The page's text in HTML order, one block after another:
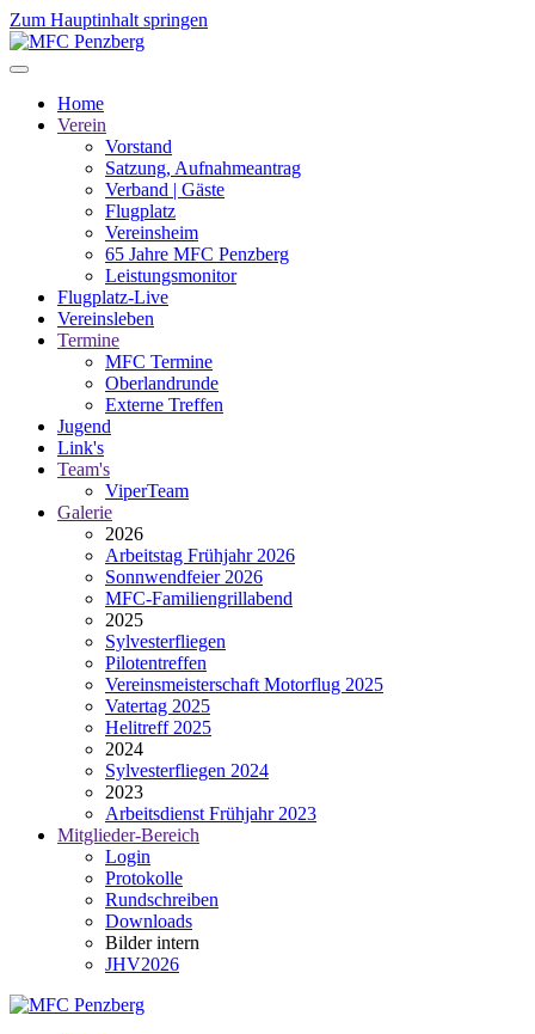
Zum Hauptinhalt springen
Home
Verein
Vorstand
Satzung, Aufnahmeantrag
Verband | Gäste
Flugplatz
Vereinsheim
65 Jahre MFC Penzberg
Leistungsmonitor
Flugplatz-Live
Vereinsleben
Termine
MFC Termine
Oberlandrunde
Externe Treffen
Jugend
Link's
Team's
ViperTeam
Galerie
2026
Arbeitstag Frühjahr 2026
Sonnwendfeier 2026
MFC-Familiengrillabend
2025
Sylvesterfliegen
Pilotentreffen
Vereinsmeisterschaft Motorflug 2025
Vatertag 2025
Helitreff 2025
2024
Sylvesterfliegen 2024
2023
Arbeitsdienst Frühjahr 2023
Mitglieder-Bereich
Login
Protokolle
Rundschreiben
Downloads
Bilder intern
JHV2026